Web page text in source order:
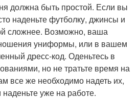
должна быть простой. Если вы
наденьте футболку, джинсы и
сложнее. Возможно, ваша
униформы, или в вашем
дресс-код. Оденьтесь в
но не тратьте время на
все же необходимо надеть их,
наденьте уже на работе.